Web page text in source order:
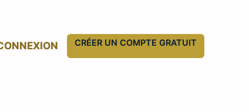
CRÉER UN COMPTE GRATUIT